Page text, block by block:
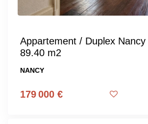
Appartement / Duplex
89.40 m2
NANCY
179 000 €